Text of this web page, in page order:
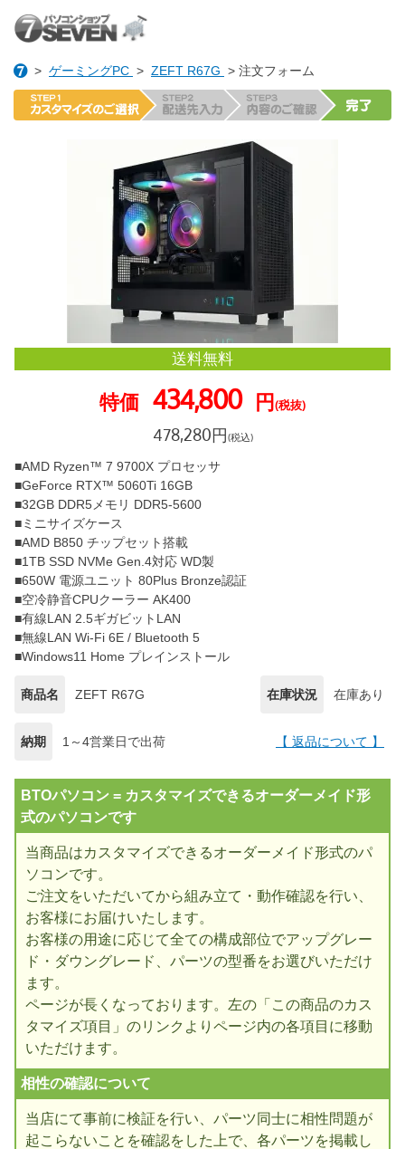
> ゲーミングPC > ZEFT R67G > 注文フォーム
送料無料
特価 434,800 円(税抜)
478,280円(税込)
■AMD Ryzen™ 7 9700X プロセッサ
■GeForce RTX™ 5060Ti 16GB
■32GB DDR5メモリ DDR5-5600
■ミニサイズケース
■AMD B850 チップセット搭載
■1TB SSD NVMe Gen.4対応 WD製
■650W 電源ユニット 80Plus Bronze認証
■空冷静音CPUクーラー AK400
■有線LAN 2.5ギガビットLAN
■無線LAN Wi-Fi 6E / Bluetooth 5
■Windows11 Home プレインストール
商品名 ZEFT R67G 在庫状況 在庫あり
納期 1～4営業日で出荷 【 返品について 】
BTOパソコン = カスタマイズできるオーダーメイド形
式のパソコンです
当商品はカスタマイズできるオーダーメイド形式のパ
ソコンです。
ご注文をいただいてから組み立て・動作確認を行い、
お客様にお届けいたします。
お客様の用途に応じて全ての構成部位でアップグレー
ド・ダウングレード、パーツの型番をお選びいただけ
ます。
ページが長くなっております。左の「この商品のカス
タマイズ項目」のリンクよりページ内の各項目に移動
いただけます。
相性の確認について
当店にて事前に検証を行い、パーツ同士に相性問題が
起こらないことを確認をした上で、各パーツを掲載し